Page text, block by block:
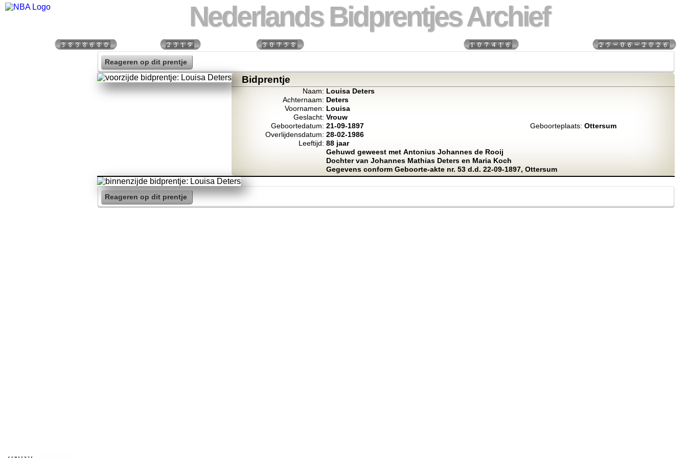
Nederlands Bidprentjes Archief
Reageren op dit prentje
Bidprentje
Naam: Louisa Deters
Achternaam: Deters
Voornamen: Louisa
Geslacht: Vrouw
Geboortedatum: 21-09-1897 Geboorteplaats: Ottersum
Overlijdensdatum: 28-02-1986
Leeftijd: 88 jaar
Gehuwd geweest met Antonius Johannes de Rooij
Dochter van Johannes Mathias Deters en Maria Koch
Gegevens conform Geboorte-akte nr. 53 d.d. 22-09-1897, Ottersum
Reageren op dit prentje